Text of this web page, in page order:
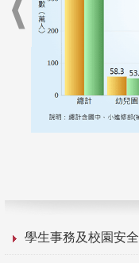
學生事務及校園安全